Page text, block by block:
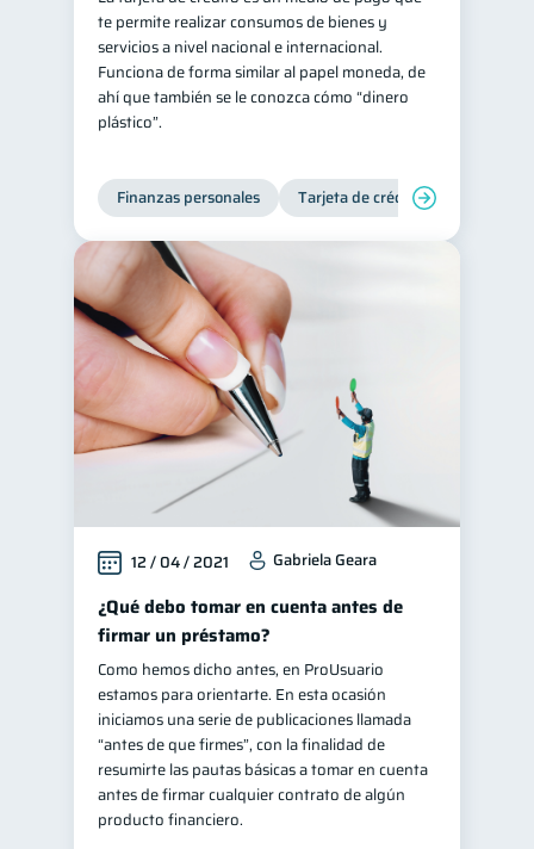
Retiro Doble sueldo
Gasto responsable 1
información financiera
te permite realizar consumos de bienes y
servicios a nivel nacional e internacional.
Funciona de forma similar al papel moneda, de
ahí que también se le conozca cómo “dinero
plástico”.
Finanzas personales Tarjeta de crédito
12 / 04 / 2021 Gabriela Geara
¿Qué debo tomar en cuenta antes de
firmar un préstamo?
Como hemos dicho antes, en ProUsuario
estamos para orientarte. En esta ocasión
iniciamos una serie de publicaciones llamada
“antes de que firmes”, con la finalidad de
resumirte las pautas básicas a tomar en cuenta
antes de firmar cualquier contrato de algún
producto financiero.